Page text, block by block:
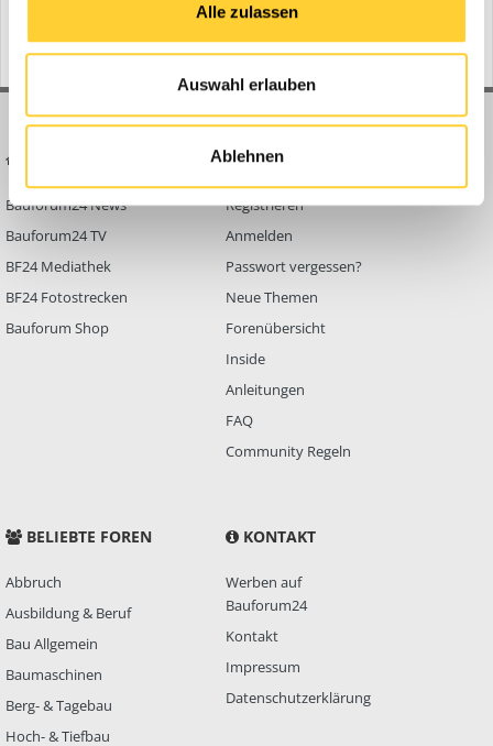
Alle zulassen
Auswahl erlauben
Ablehnen
No registered users viewing this page.
Bauforum24 News
Bauforum24 TV
BF24 Mediathek
BF24 Fotostrecken
Bauforum Shop
FORUM LINKS
Registrieren
Anmelden
Passwort vergessen?
Neue Themen
Forenübersicht
Inside
Anleitungen
FAQ
Community Regeln
BELIEBTE FOREN
Abbruch
Ausbildung & Beruf
Bau Allgemein
Baumaschinen
Berg- & Tagebau
Hoch- & Tiefbau
KONTAKT
Werben auf
Bauforum24
Kontakt
Impressum
Datenschutzerklärung